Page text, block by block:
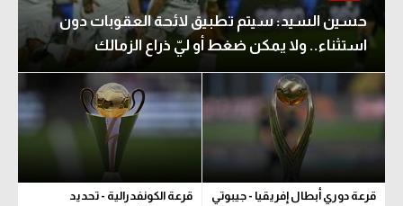
حسين السيد: سيتم تطبيق لائحة العقوبات دون
استثناء.. ولا يمكن ضغط أو ليّ ذراع الزمالك
قرعة دوري أبطال إفريقيا - جيبوتي
قرعة الكونفدرالية - تحديد